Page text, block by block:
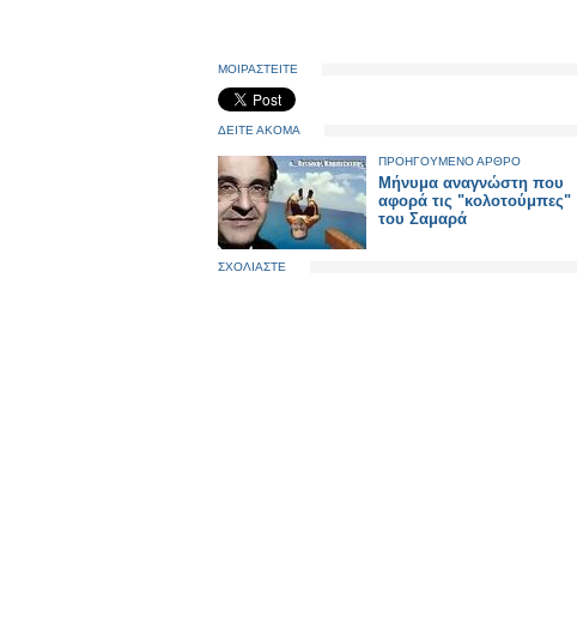
ΜΟΙΡΑΣΤΕΙΤΕ
ΔΕΙΤΕ ΑΚΟΜΑ
ΠΡΟΗΓΟΥΜΕΝΟ ΑΡΘΡΟ
Μήνυμα αναγνώστη που
αφορά τις "κολοτούμπες"
του Σαμαρά
ΣΧΟΛΙΑΣΤΕ